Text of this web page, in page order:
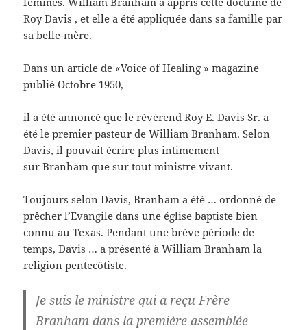
Roy Davis , et elle a été appliquée dans sa famille par
sa belle-mère.
Dans un article de «Voice of Healing » magazine
publié Octobre 1950,
il a été annoncé que le révérend Roy E. Davis Sr. a
été le premier pasteur de William Branham. Selon
Davis, il pouvait écrire plus intimement
sur Branham que sur tout ministre vivant.
Toujours selon Davis, Branham a été … ordonné de
prêcher l’Evangile dans une église baptiste bien
connu au Texas. Pendant une brève période de
temps, Davis … a présenté à William Branham la
religion pentecôtiste.
Je suis le ministre qui a reçu Frère
Branham dans la première assemblée